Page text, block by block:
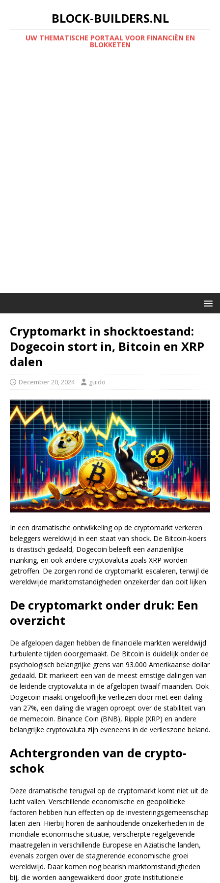
BLOCK-BUILDERS.NL
UW THEMATISCHE PORTAAL VOOR FINANCIËN EN
BLOKKETEN
Cryptomarkt in shocktoestand:
Dogecoin stort in, Bitcoin en XRP
dalen
December 20, 2024 guido
In een dramatische ontwikkeling op de cryptomarkt verkeren
beleggers wereldwijd in een staat van shock. De Bitcoin-koers
is drastisch gedaald, Dogecoin beleeft een aanzienlijke
inzinking, en ook andere cryptovaluta zoals XRP worden
getroffen. De zorgen rond de cryptomarkt escaleren, terwijl de
wereldwijde marktomstandigheden onzekerder dan ooit lijken.
De cryptomarkt onder druk: Een
overzicht
De afgelopen dagen hebben de financiële markten wereldwijd
turbulente tijden doorgemaakt. De Bitcoin is duidelijk onder de
psychologisch belangrijke grens van 93.000 Amerikaanse dollar
gedaald. Dit markeert een van de meest ernstige dalingen van
de leidende cryptovaluta in de afgelopen twaalf maanden. Ook
Dogecoin maakt ongelooflijke verliezen door met een daling
van 27%, een daling die vragen oproept over de stabiliteit van
de memecoin. Binance Coin (BNB), Ripple (XRP) en andere
belangrijke cryptovaluta zijn eveneens in de verlieszone beland.
Achtergronden van de crypto-
schok
Deze dramatische terugval op de cryptomarkt komt niet uit de
lucht vallen. Verschillende economische en geopolitieke
factoren hebben hun effecten op de investeringsgemeenschap
laten zien. Hierbij horen de aanhoudende onzekerheden in de
mondiale economische situatie, verscherpte regelgevende
maatregelen in verschillende Europese en Aziatische landen,
evenals zorgen over de stagnerende economische groei
wereldwijd. Daar komen nog bearish marktomstandigheden
bij, die worden aangewakkerd door grote institutionele